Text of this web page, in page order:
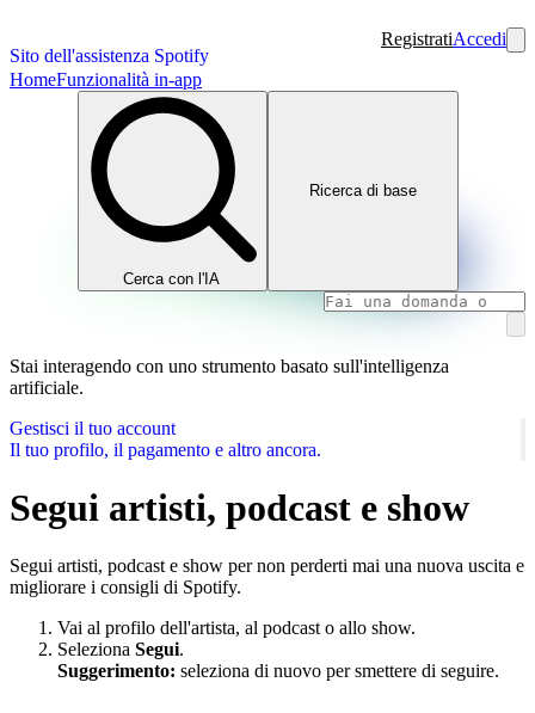
Sito dell'assistenza Spotify
RegistratiAccedi
HomeFunzionalità in-app
Cerca con l'IA
Ricerca di base
Stai interagendo con uno strumento basato sull'intelligenza
artificiale.
Gestisci il tuo account
Il tuo profilo, il pagamento e altro ancora.
Segui artisti, podcast e show
Segui artisti, podcast e show per non perderti mai una nuova uscita e
migliorare i consigli di Spotify.
Vai al profilo dell'artista, al podcast o allo show.
Seleziona Segui.
Suggerimento: seleziona di nuovo per smettere di seguire.